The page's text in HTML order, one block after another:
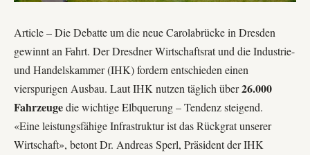
Article – Die Debatte um die neue Carolabrücke in Dresden
gewinnt an Fahrt. Der Dresdner Wirtschaftsrat und dieIndustrie-
und Handelskammer (IHK)fordern entschieden einen
vierspurigen Ausbau. Laut IHK nutzen täglich über26.000
Fahrzeugedie wichtige Elbquerung – Tendenz steigend.
«Eine leistungsfähige Infrastruktur ist das Rückgrat unserer
Wirtschaft», betont Dr. Andreas Sperl, Präsident der IHK